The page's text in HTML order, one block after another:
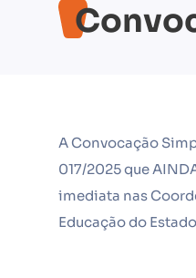
A Convocação
017/2025 que
imediata nas
Educação do